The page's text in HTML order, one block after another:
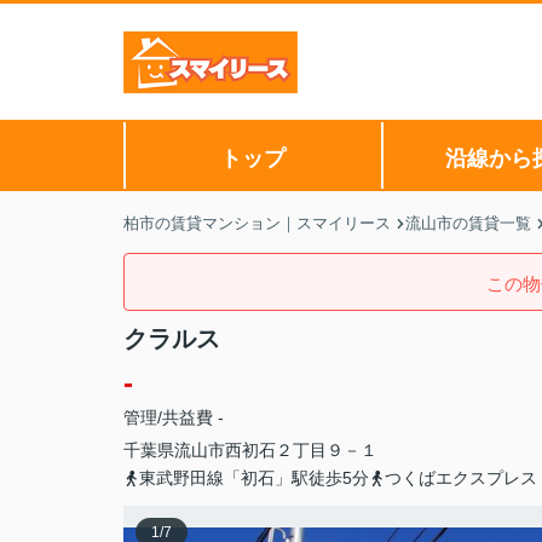
トップ 沿線から
柏市の賃貸マンション｜スマイリース 流山市の賃貸一覧
この
クラルス
-
管理/共益費 -
千葉県流山市西初石２丁目９－１
東武野田線「初石」駅徒歩5分
つくばエクスプレ
1/7